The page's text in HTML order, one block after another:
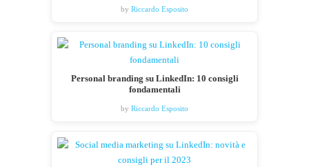
by Riccardo Esposito
Personal branding su LinkedIn: 10 consigli
fondamentali
by Riccardo Esposito